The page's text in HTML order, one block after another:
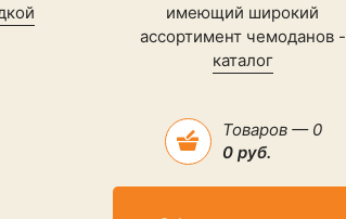
имеющий широкий
ассортимент чемоданов -
каталог
Товаров — 0
0 руб.